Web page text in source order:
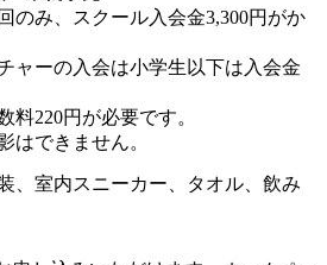
のみ、スクール入会金3,300円がか
ャーの入会は小学生以下は入会金
220円が必要です。
はできません。
、室内スニーカー、タオル、飲み